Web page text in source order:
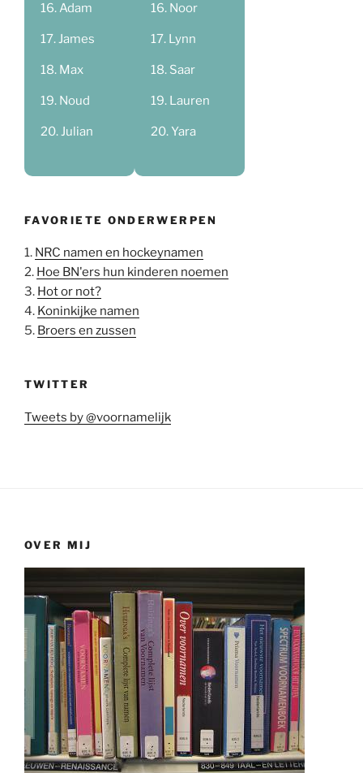
Adam
James
Max
Noud
Julian
Noor
Lynn
Saar
Lauren
Yara
FAVORIETE ONDERWERPEN
1. NRC namen en hockeynamen
2. Hoe BN'ers hun kinderen noemen
3. Hot or not?
4. Koninkijke namen
5. Broers en zussen
TWITTER
Tweets by @voornamelijk
OVER MIJ